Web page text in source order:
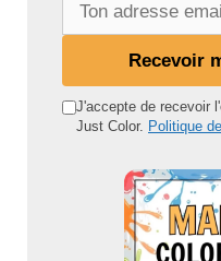
d
Recevoir
J'accepte de recevoir
Just Color. Politique